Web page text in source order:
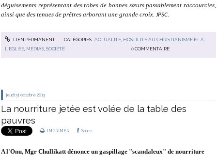
déguisements représentant des robes de bonnes sœurs passablement raccourcies,
ainsi que des tenues de prêtres arborant une grande croix. JPSC.
LIEN PERMANENT CATÉGORIES :ACTUALITÉ, HOSTILITÉ AU CHRISTIANISME ET À
L'EGLISE MÉDIAS ,SOCIÉTÉ 0 COMMENTAIRE
jeudi 31 octobre 2013
La nourriture jetée est volée de la table des
pauvres
IMPRIMER Share
A l'Onu, Mgr Chullikatt dénonce un gaspillage "scandaleux" de nourriture